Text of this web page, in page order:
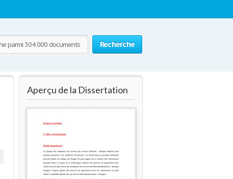
Recherche
Aperçu de la Dissertation